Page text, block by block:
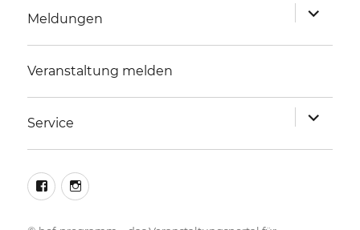
Meldungen
anzeigen
Veranstaltung melden
Service
anzeigen
facebookinstagram